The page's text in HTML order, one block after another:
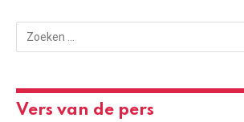
Vers van de pers